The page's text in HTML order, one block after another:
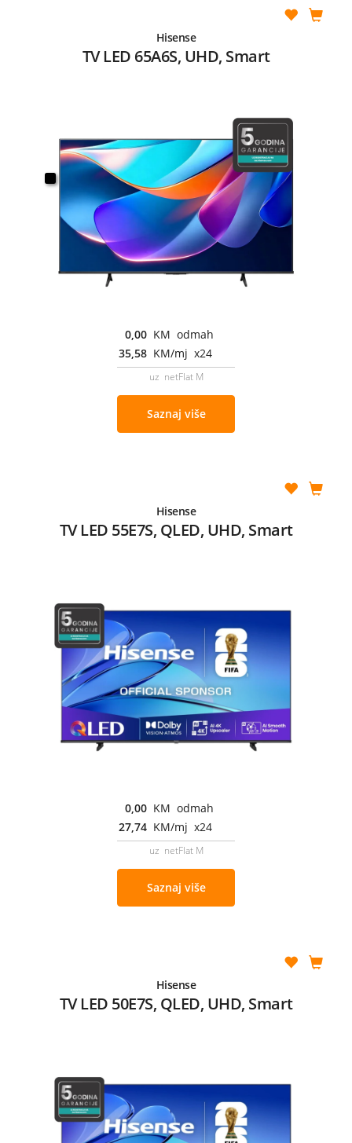
Hisense
TV LED 65A6S, UHD, Smart
0,00 KM odmah
35,58 KM/mj x24
uz netFlat M
Saznaj više
Hisense
TV LED 55E7S, QLED, UHD, Smart
0,00 KM odmah
27,74 KM/mj x24
uz netFlat M
Saznaj više
Hisense
TV LED 50E7S, QLED, UHD, Smart